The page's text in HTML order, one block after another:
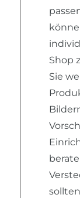
Shop
Sie